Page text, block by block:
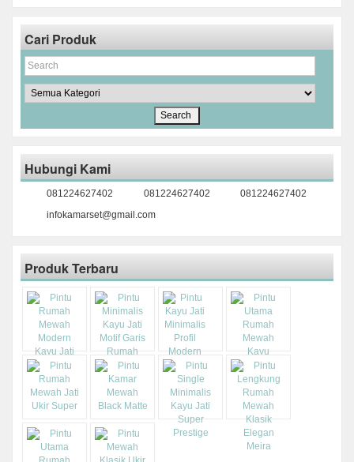
Cari Produk
Hubungi Kami
081224627402 081224627402
081224627402
infokamarset@gmail.com
Produk Terbaru